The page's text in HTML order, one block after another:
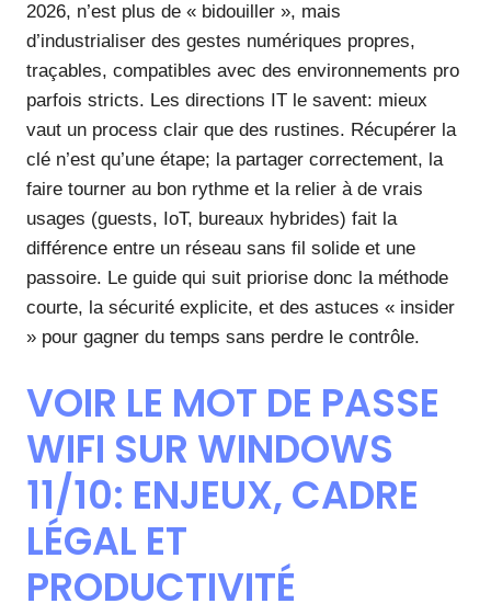
2026, n’est plus de « bidouiller », mais
d’industrialiser des gestes numériques propres,
traçables, compatibles avec des environnements pro
parfois stricts. Les directions IT le savent: mieux
vaut un process clair que des rustines. Récupérer la
clé n’est qu’une étape; la partager correctement, la
faire tourner au bon rythme et la relier à de vrais
usages (guests, IoT, bureaux hybrides) fait la
différence entre un réseau sans fil solide et une
passoire. Le guide qui suit priorise donc la méthode
courte, la sécurité explicite, et des astuces « insider
» pour gagner du temps sans perdre le contrôle.
VOIR LE MOT DE PASSE
WIFI SUR WINDOWS
11/10: ENJEUX, CADRE
LÉGAL ET
PRODUCTIVITÉ